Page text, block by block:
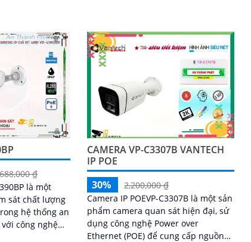
₫
là một
sát chất lượng
hệ thống an
CAMERA VP-C3307B VANTECH
IP POE
30%
2,200,000 ₫
Camera IP POEVP-C3307B là một sản
phẩm camera quan sát hiện đại, sử
dụng công nghệ Power over
Ethernet (POE) để cung cấp nguồn